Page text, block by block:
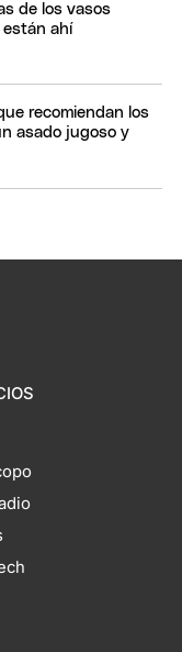
de los vasos
ahí
recomiendan los
asado jugoso y